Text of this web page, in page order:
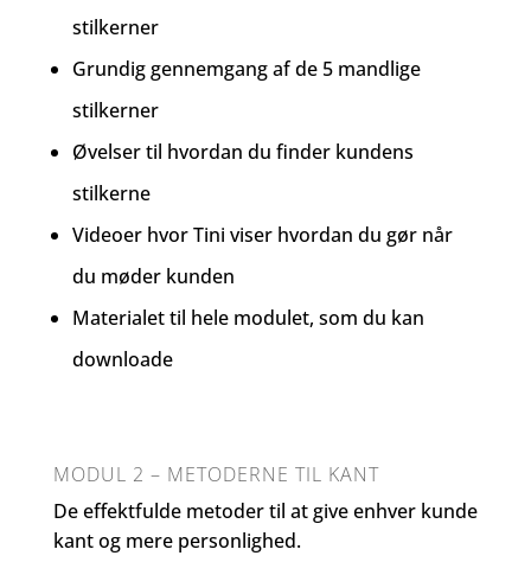
stilkerner
Grundig gennemgang af de 5 mandlige
stilkerner
Øvelser til hvordan du finder kundens
stilkerne
Videoer hvor Tini viser hvordan du gør når
du møder kunden
Materialet til hele modulet, som du kan
downloade
MODUL 2 – METODERNE TIL KANT
De effektfulde metoder til at give enhver kunde
kant og mere personlighed.